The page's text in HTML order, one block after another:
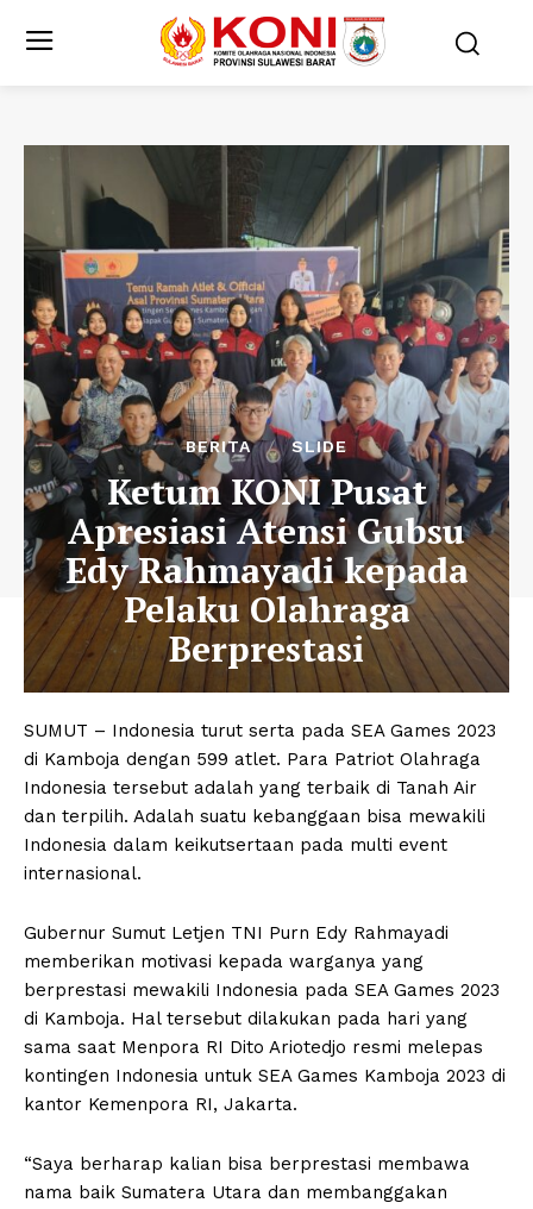
BERITA SLIDE
Ketum KONI Pusat
Apresiasi Atensi Gubsu
Edy Rahmayadi kepada
Pelaku Olahraga
Berprestasi
SUMUT – Indonesia turut serta pada SEA Games 2023
di Kamboja dengan 599 atlet. Para Patriot Olahraga
Indonesia tersebut adalah yang terbaik di Tanah Air
dan terpilih. Adalah suatu kebanggaan bisa mewakili
Indonesia dalam keikutsertaan pada multi event
internasional.
Gubernur Sumut Letjen TNI Purn Edy Rahmayadi
memberikan motivasi kepada warganya yang
berprestasi mewakili Indonesia pada SEA Games 2023
di Kamboja. Hal tersebut dilakukan pada hari yang
sama saat Menpora RI Dito Ariotedjo resmi melepas
kontingen Indonesia untuk SEA Games Kamboja 2023 di
kantor Kemenpora RI, Jakarta.
“Saya berharap kalian bisa berprestasi membawa
nama baik Sumatera Utara dan membanggakan